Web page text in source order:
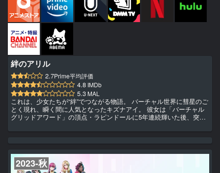
絆のアリル
2.7Prime平均評価
4.8 IMDb
5.3 MAL
これは、少女たちが“絆”でつながる物語。 バーチャル世界に彗星のご
とく現れ、瞬く間に人気となったキズナアイ。 彼女は「バーチャル
グリッドアワード」の頂点・ラピンドールに5年連続輝いた後、突如
する人材の輩出に特化した学園、ADENアカデミー。 そこにはそれ
イに憧れる少女ミラクは、そんな想いを胸にADENアカデミー...
2023-秋